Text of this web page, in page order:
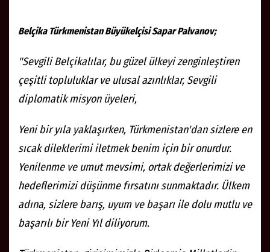
Belçika Türkmenistan Büyükelçisi Sapar Palvanov;
"Sevgili Belçikalılar, bu güzel ülkeyi zenginleştiren
çeşitli topluluklar ve ulusal azınlıklar, Sevgili
diplomatik misyon üyeleri,
Yeni bir yıla yaklaşırken, Türkmenistan'dan sizlere en
sıcak dileklerimi iletmek benim için bir onurdur.
Yenilenme ve umut mevsimi, ortak değerlerimizi ve
hedeflerimizi düşünme fırsatını sunmaktadır. Ülkem
adına, sizlere barış, uyum ve başarı ile dolu mutlu ve
başarılı bir Yeni Yıl diliyorum.